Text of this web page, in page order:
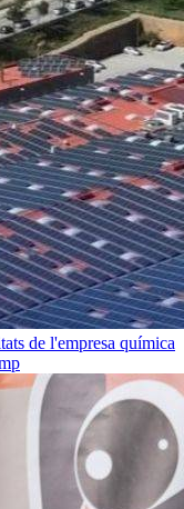
de l'empresa química